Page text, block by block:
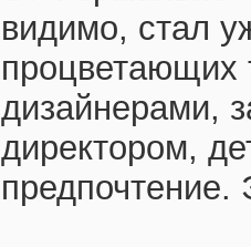
видимо, стал
процветающих
дизайнерами,
директором,